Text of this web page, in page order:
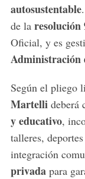
autosustentable
de la resolución
Oficial, y es
Administración
Según el pliego
Martellideberá
y educativo,
talleres,
integración
privadapara